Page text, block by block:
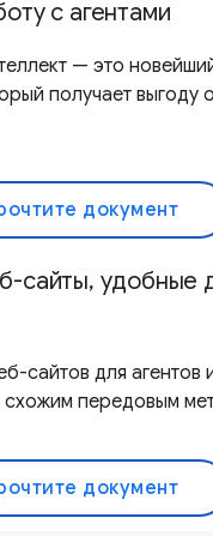
с агентами
— это
получает выгоду
документ
сайты, удобные
сайтов для агентов
схожим передовым
документ